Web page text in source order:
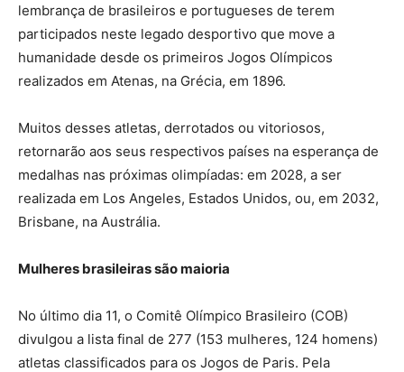
lembrança de brasileiros e portugueses de terem
participados neste legado desportivo que move a
humanidade desde os primeiros Jogos Olímpicos
realizados em Atenas, na Grécia, em 1896.
Muitos desses atletas, derrotados ou vitoriosos,
retornarão aos seus respectivos países na esperança de
medalhas nas próximas olimpíadas: em 2028, a ser
realizada em Los Angeles, Estados Unidos, ou, em 2032,
Brisbane, na Austrália.
Mulheres brasileiras são maioria
No último dia 11, o Comitê Olímpico Brasileiro (COB)
divulgou a lista final de 277 (153 mulheres, 124 homens)
atletas classificados para os Jogos de Paris. Pela